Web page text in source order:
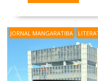
JORNAL MANGARATIBA